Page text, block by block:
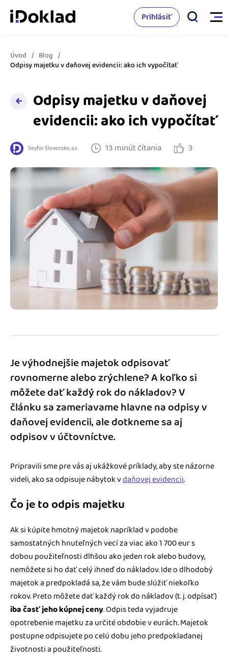
Vlastnosti
Správa kontaktov
Sledovanie cashflow
Spolupráca s účtovníkom
Prepojenie na ďalšie systémy
Spriatelení účtovníci
Katalóg doplnkov
Cenník
Nápoveda
Ako začať s podnikaním
Ako sa vyznať vo fakturácii
Blog
Podnikateľský servis
Spýtajte sa nás
Vyskúšať zadarmo
Prihlásiť
Úvod
Blog
Odpisy majetku v daňovej evidencii: ako ich vypočítať
Odpisy majetku v daňovej
evidencii: ako ich vypočítať
Seyfor Slovensko, a.s. 13 minút čítania 3
Je výhodnejšie majetok odpisovať
rovnomerne alebo zrýchlene? A koľko si
môžete dať každý rok do nákladov? V
článku sa zameriavame hlavne na odpisy v
daňovej evidencii, ale dotkneme sa aj
odpisov v účtovníctve.
Pripravili sme pre vás aj ukážkové príklady, aby ste názorne
videli, ako sa odpisuje nábytok vdaňovej evidencii.
Čo je to odpis majetku
Ak si kúpite hmotný majetok napríklad v podobe
samostatných hnuteľných vecí za viac ako 1 700 eur s
dobou použiteľnosti dlhšou ako jeden rok alebo budovy,
nemôžete si ho dať celý ihneď do nákladov. Ide o dlhodobý
majetok a predpokladá sa, že vám bude slúžiť niekoľko
rokov. Preto môžete dať každý rok do nákladov (t. j. odpísať)
iba časť jeho kúpnej ceny. Odpis teda vyjadruje
opotrebenie majetku za určité obdobie v eurách. Majetok
postupne odpisujete po celú dobu jeho predpokladanej
životnosti a použiteľnosti.